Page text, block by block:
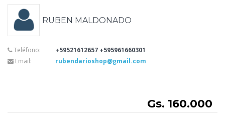
RUBEN MALDONADO
Teléfono:
+59521612657 +595961660301
Email:
rubendarioshop@gmail.com
Gs. 160.000